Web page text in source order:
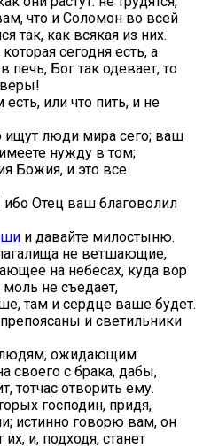
что и Соломон во всей
так, как всякая из них.
сегодня есть, а
печь, Бог так одевает, то
или что пить, и не
ищут люди мира сего; ваш
нужду в том;
Божия, и это все
ибо Отец ваш благоволил
и давайте милостыню.
не ветшающие,
на небесах, куда вор
не съедает,
там и сердце ваше будет.
и светильники
людям, ожидающим
своего с брака, дабы,
тотчас отворить ему.
господин, придя,
истинно говорю вам, он
и, подходя, станет